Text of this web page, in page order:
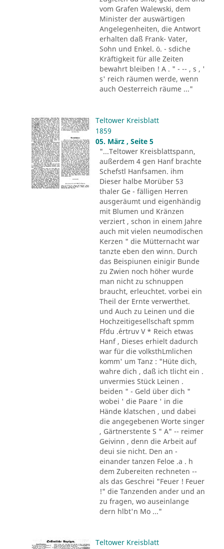
vom Grafen Walewski, dem
Minister der auswärtigen
Angelegenheiten, die Antwort
erhalten daß Frank- Vater,
Sohn und Enkel. ö. - sdiche
Kräftigkeit für alle Zeiten
bewahrt bleiben ! A . " - -- , s , '
s' reich räumen werde, wenn
auch Oesterreich räume ..."
Teltower Kreisblatt
1859
05. März , Seite 5
"...Teltower Kreisblattspann,
außerdem 4 gen Hanf brachte
Schefstl Hanfsamen. ihm
Dieser halbe Morüber 53
thaler Ge - fälligen Herren
ausgeräumt und eigenhändig
mit Blumen und Kränzen
verziert , schon in einem Jahre
auch mit vielen neumodischen
Kerzen " die Mütternacht war
tanzte eben den winn. Durch
das Beispiunen einigir Bunde
zu Zwien noch höher wurde
man nicht zu schnuppen
braucht, erleuchtet. vorbei ein
Theil der Ernte verwerthet.
und Auch zu Leinen und die
Hochzeitigesellschaft spmm
Ffdu .´ertruv V * Reich etwas
Hanf , Dieses erhielt dadurch
war für die volksthLmlichen
komm' um Tanz : "Hüte dich,
wahre dich , daß ich tlicht ein .
unvermies Stück Leinen .
beiden " - Geld über dich "
wobei ' die Paare ' in die
Hände klatschen , und dabei
die angegebenen Worte singer
, Gärtnerstente S " A" -- reimer
Geivinn , denn die Arbeit auf
deui sie nicht. Den an -
einander tanzen Feloe .a . h
dem Zubereiten rechneten --
als das Geschrei "Feuer ! Feuer
!" die Tanzenden ander und an
zu fragen, wo auseinlange
dern hlbt'n Mo ..."
Teltower Kreisblatt